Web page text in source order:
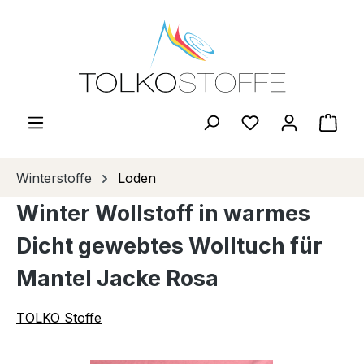
Zum Hauptinhalt springen
Du hast 0
Winterstoffe Loden
Winter Wollstoff in warmes
Dicht gewebtes Wolltuch für
Mantel Jacke Rosa
TOLKO Stoffe